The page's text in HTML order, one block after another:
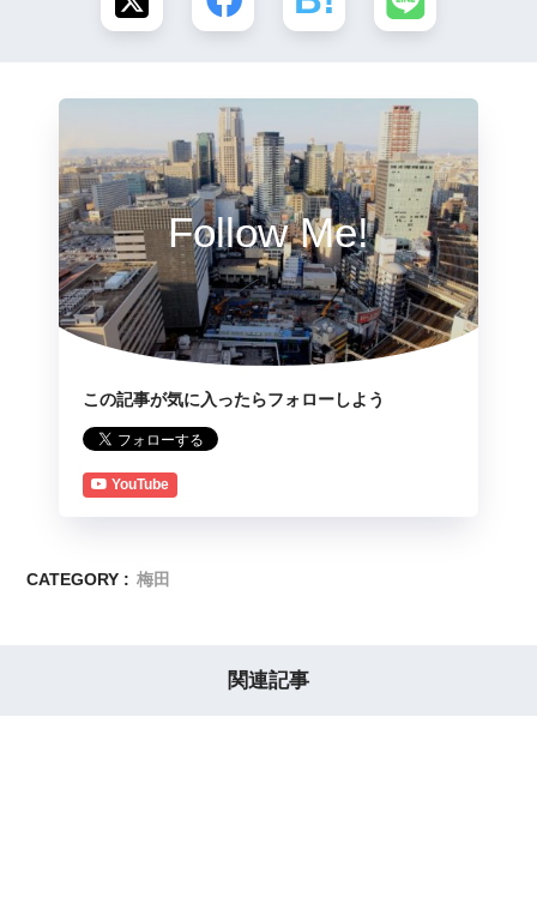
Follow Me!
この記事が気に入ったらフォローしよう
YouTube
CATEGORY : 梅田
関連記事